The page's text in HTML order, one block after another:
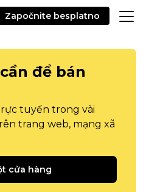
Započnite besplatno
để bán
tuyến trong vài
trang web, mạng xã
cửa hàng